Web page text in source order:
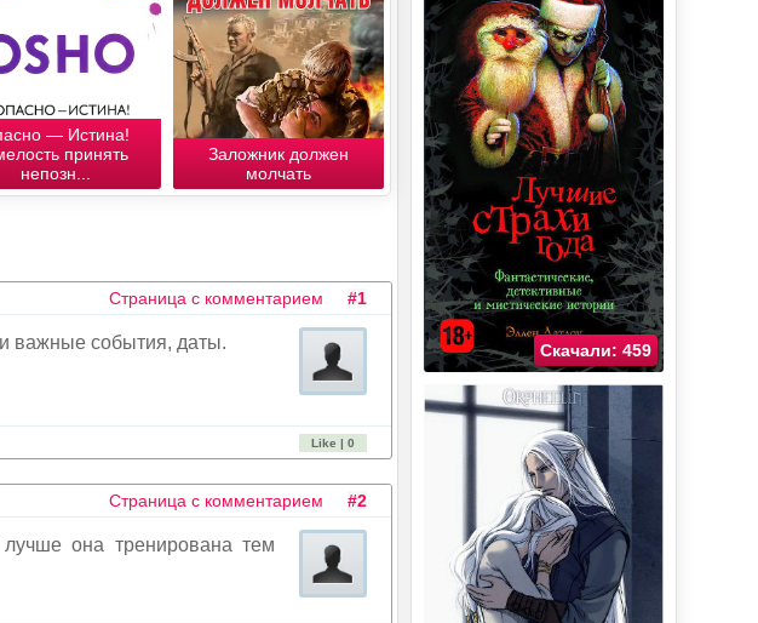
— Истина!
принять
непозн...
Заложник должен
молчать
#1
Страница с комментарием
важные события, даты.
Like | 0
#2
Страница с комментарием
она тренирована тем
Скачали: 459